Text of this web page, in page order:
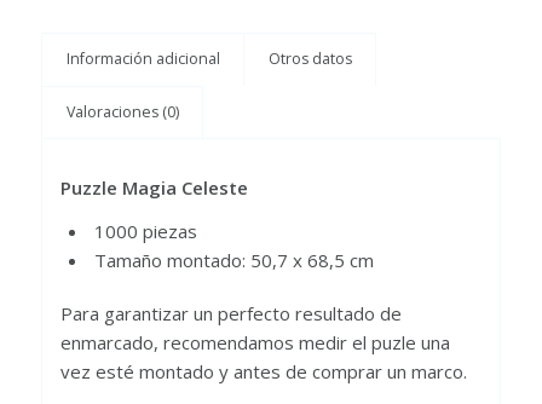
Información adicional Otros datos
Valoraciones (0)
Puzzle Magia Celeste
1000 piezas
Tamaño montado: 50,7 x 68,5 cm
Para garantizar un perfecto resultado de
enmarcado, recomendamos medir el puzle una
vez esté montado y antes de comprar un marco.